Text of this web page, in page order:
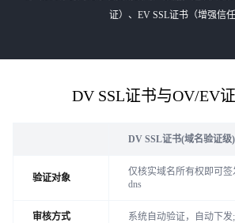
证）、 EV SSL证书（增强信任
DV SSL证书与OV/EV
DV SSL证书(域名验证级)
验证对象
仅核实域名所有权即可签
dns
审核方式 系统自动验证，自动下发;